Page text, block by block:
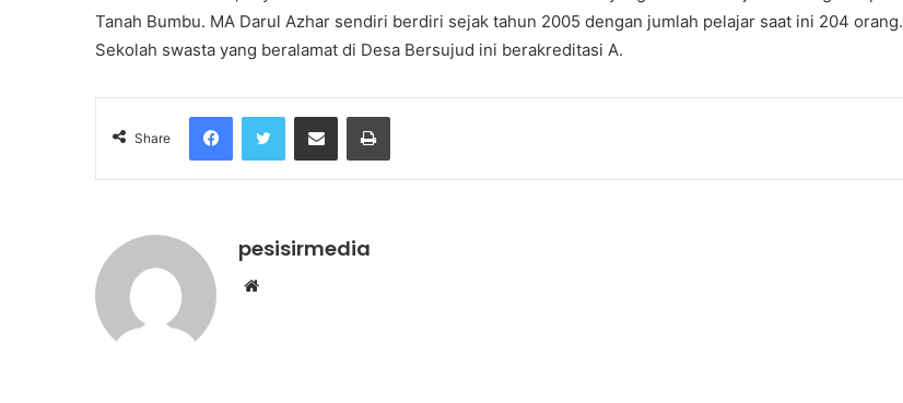
Tanah Bumbu. MA Darul Azhar sendiri berdiri sejak tahun 2005 dengan jumlah pelajar saat ini 204 orang.
Sekolah swasta yang beralamat di Desa Bersujud ini berakreditasi A.
Share
FacebookTwitter Share via Email Print
pesisirmedia
Website